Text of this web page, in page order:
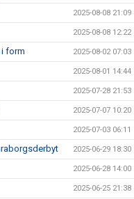
2025-08-08 21:09
2025-08-08 12:22
form 2025-08-02 07:03
2025-08-01 14:44
2025-07-28 21:53
2025-07-07 10:20
2025-07-03 06:11
2025-06-29 18:30
2025-06-28 14:00
2025-06-25 21:38